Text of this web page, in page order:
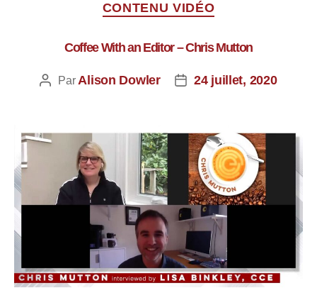
CONTENU VIDÉO
Coffee With an Editor – Chris Mutton
Par Alison Dowler 24 juillet, 2020